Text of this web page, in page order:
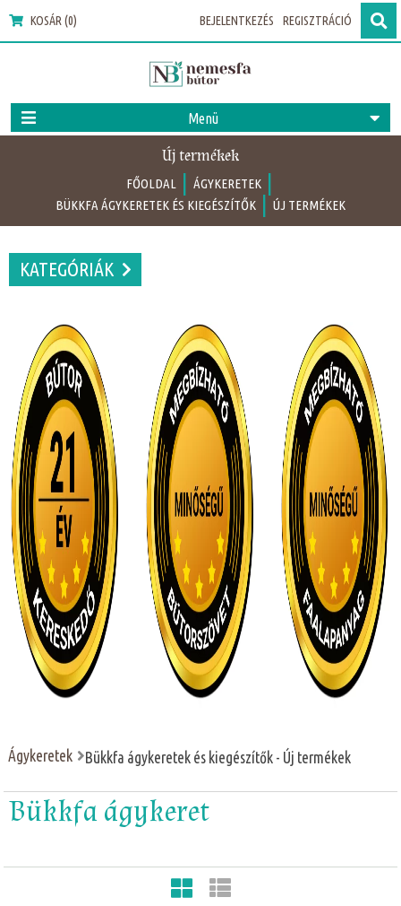
KOSÁR (0) BEJELENTKEZÉS REGISZTRÁCIÓ
Menü
Új termékek
FŐOLDAL ÁGYKERETEK
BÜKKFA ÁGYKERETEK ÉS KIEGÉSZÍTŐK ÚJ TERMÉKEK
KATEGÓRIÁK
Ágykeretek Bükkfa ágykeretek és kiegészítők - Új termékek
Bükkfa ágykeret